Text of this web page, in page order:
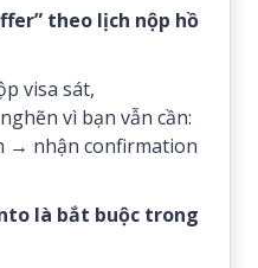
theo lịch nộp hồ
visa sát,
vì bạn vẫn cần:
→ nhận confirmation
là bắt buộc trong